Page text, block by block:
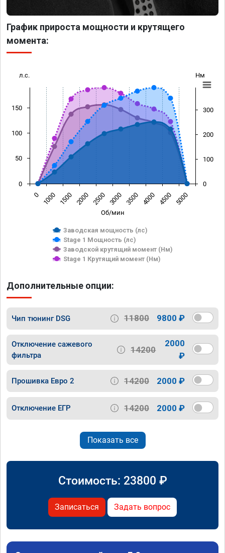
График прироста мощности и крутящего
момента:
Об/мин
л.с. Нм
Заводская мощность (лс)
Stage 1 Мощность (лс)
Заводской крутящий момент (Нм)
Stage 1 Крутящий момент (Нм)
0 1000 1500 2000 2500 3000 3500 4000 4500 5000
0
50
100
150
0
100
200
300
Дополнительные опции:
Чип тюнинг DSG 11800 9800 ₽
Отключение сажевого
фильтра
14200
2000
₽
Прошивка Евро 2 14200 2000 ₽
Отключение ЕГР 14200 2000 ₽
Показать все
Стоимость: 23800 ₽
Записаться Задать вопрос